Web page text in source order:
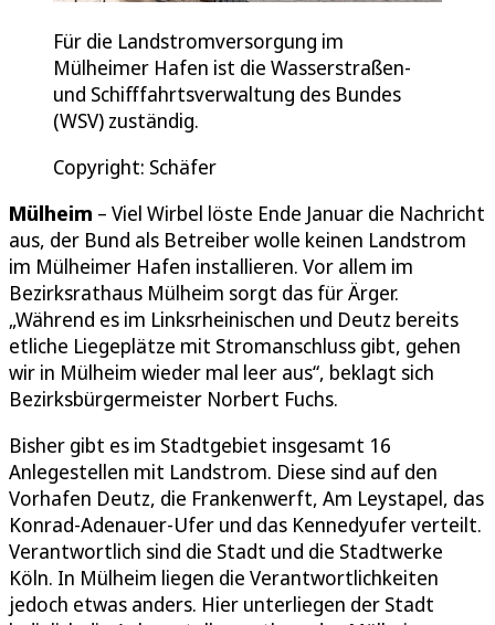
Für die Landstromversorgung im
Mülheimer Hafen ist die Wasserstraßen-
und Schifffahrtsverwaltung des Bundes
(WSV) zuständig.
Copyright: Schäfer
Mülheim – Viel Wirbel löste Ende Januar die Nachricht
aus, der Bund als Betreiber wolle keinen Landstrom
im Mülheimer Hafen installieren. Vor allem im
Bezirksrathaus Mülheim sorgt das für Ärger.
„Während es im Linksrheinischen und Deutz bereits
etliche Liegeplätze mit Stromanschluss gibt, gehen
wir in Mülheim wieder mal leer aus“, beklagt sich
Bezirksbürgermeister Norbert Fuchs.
Bisher gibt es im Stadtgebiet insgesamt 16
Anlegestellen mit Landstrom. Diese sind auf den
Vorhafen Deutz, die Frankenwerft, Am Leystapel, das
Konrad-Adenauer-Ufer und das Kennedyufer verteilt.
Verantwortlich sind die Stadt und die Stadtwerke
Köln. In Mülheim liegen die Verantwortlichkeiten
jedoch etwas anders. Hier unterliegen der Stadt